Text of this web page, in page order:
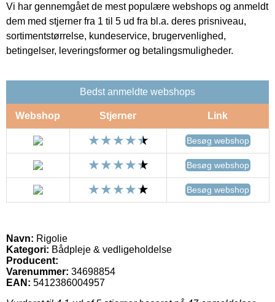
Vi har gennemgået de mest populære webshops og anmeldt
dem med stjerner fra 1 til 5 ud fra bl.a. deres prisniveau,
sortimentstørrelse, kundeservice, brugervenlighed,
betingelser, leveringsformer og betalingsmuligheder.
Bedst anmeldte webshops
Webshop Stjerner Link
Besøg webshop
Besøg webshop
Besøg webshop
Navn: Rigolie
Kategori: Bådpleje & vedligeholdelse
Producent:
Varenummer: 34698854
EAN: 5412386004957